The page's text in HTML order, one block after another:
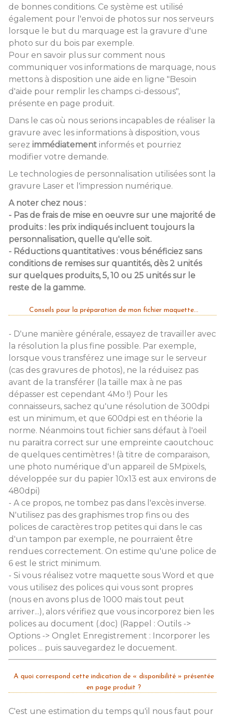
de bonnes conditions. Ce système est utilisé
également pour l'envoi de photos sur nos serveurs
lorsque le but du marquage est la gravure d'une
photo sur du bois par exemple.
Pour en savoir plus sur comment nous
communiquer vos informations de marquage, nous
mettons à disposition une aide en ligne "Besoin
d'aide pour remplir les champs ci-dessous",
présente en page produit.
Dans le cas où nous serions incapables de réaliser la
gravure avec les informations à disposition, vous
serez immédiatement informés et pourriez
modifier votre demande.
Le technologies de personnalisation utilisées sont la
gravure Laser et l'impression numérique.
A noter chez nous :
- Pas de frais de mise en oeuvre sur une majorité de
produits : les prix indiqués incluent toujours la
personnalisation, quelle qu'elle soit.
- Réductions quantitatives : vous bénéficiez sans
conditions de remises sur quantités, dès 2 unités
sur quelques produits, 5, 10 ou 25 unités sur le
reste de la gamme.
Conseils pour la préparation de mon fichier maquette...
- D'une manière générale, essayez de travailler avec
la résolution la plus fine possible. Par exemple,
lorsque vous transférez une image sur le serveur
(cas des gravures de photos), ne la réduisez pas
avant de la transférer (la taille max à ne pas
dépasser est cependant 4Mo !) Pour les
connaisseurs, sachez qu'une résolution de 300dpi
est un minimum, et que 600dpi est en théorie la
norme. Néanmoins tout fichier sans défaut à l'oeil
nu paraitra correct sur une empreinte caoutchouc
de quelques centimètres ! (à titre de comparaison,
une photo numérique d'un appareil de 5Mpixels,
développée sur du papier 10x13 est aux environs de
480dpi)
- A ce propos, ne tombez pas dans l'excès inverse.
N'utilisez pas des graphismes trop fins ou des
polices de caractères trop petites qui dans le cas
d'un tampon par exemple, ne pourraient être
rendues correctement. On estime qu'une police de
6 est le strict minimum.
- Si vous réalisez votre maquette sous Word et que
vous utilisez des polices qui vous sont propres
(nous en avons plus de 1000 mais tout peut
arriver...), alors vérifiez que vous incorporez bien les
polices au document (.doc) (Rappel : Outils ->
Options -> Onglet Enregistrement : Incorporer les
polices ... puis sauvegardez le docuement.
A quoi correspond cette indication de « disponibilité » présentée
en page produit ?
C'est une estimation du temps qu'il nous faut pour